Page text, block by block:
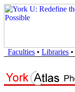
Faculties • Libraries •